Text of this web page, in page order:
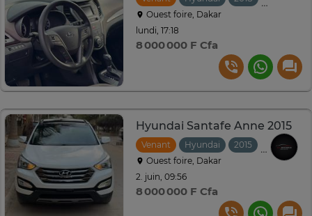
Ouest foire, Dakar
lundi, 17:18
8 000 000 F Cfa
Hyundai Santafe Anne 2015
Venant Hyundai 2015
Ouest foire, Dakar
2. juin, 09:56
8 000 000 F Cfa